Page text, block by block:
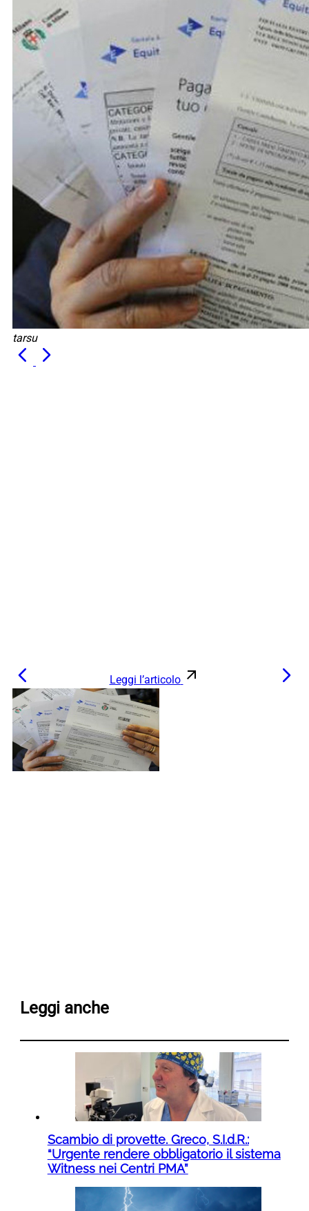
tarsu
Leggi l’articolo
Leggi anche
Scambio di provette. Greco, S.I.d.R.:
“Urgente rendere obbligatorio il sistema
Witness nei Centri PMA”